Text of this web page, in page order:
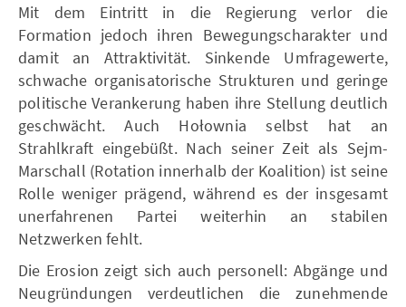
Mit dem Eintritt in die Regierung verlor die
Formation jedoch ihren Bewegungscharakter und
damit an Attraktivität. Sinkende Umfragewerte,
schwache organisatorische Strukturen und geringe
politische Verankerung haben ihre Stellung deutlich
geschwächt. Auch Hołownia selbst hat an
Strahlkraft eingebüßt. Nach seiner Zeit als Sejm-
Marschall (Rotation innerhalb der Koalition) ist seine
Rolle weniger prägend, während es der insgesamt
unerfahrenen Partei weiterhin an stabilen
Netzwerken fehlt.
Die Erosion zeigt sich auch personell: Abgänge und
Neugründungen verdeutlichen die zunehmende